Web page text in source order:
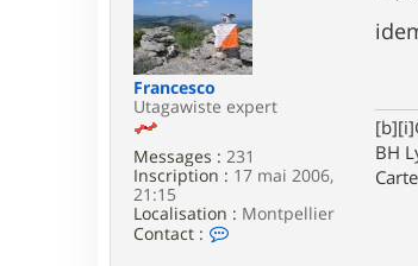
t
e
r
L
a
r
e
n
Francesco
Utagawiste expert
Messages : 231
Inscription : 17 mai 2006,
21:15
Localisation : Montpellier
Contact :
e
s
s
BH